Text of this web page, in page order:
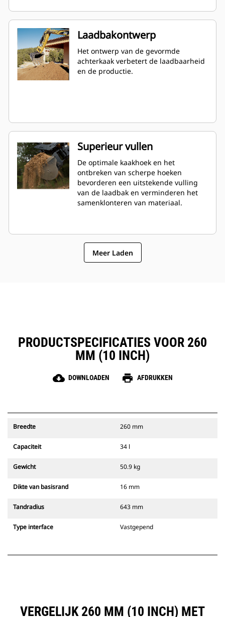
Laadbakontwerp
Het ontwerp van de gevormde
achterkaak verbetert de laadbaarheid
en de productie.
Superieur vullen
De optimale kaakhoek en het
ontbreken van scherpe hoeken
bevorderen een uitstekende vulling
van de laadbak en verminderen het
samenklonteren van materiaal.
Meer Laden
PRODUCTSPECIFICATIES VOOR 260
MM (10 INCH)
cloud_download DOWNLOADEN print AFDRUKKEN
Breedte 260 mm
Capaciteit 34 l
Gewicht 50.9 kg
Dikte van basisrand 16 mm
Tandradius 643 mm
Type interface Vastgepend
VERGELIJK 260 MM (10 INCH) MET